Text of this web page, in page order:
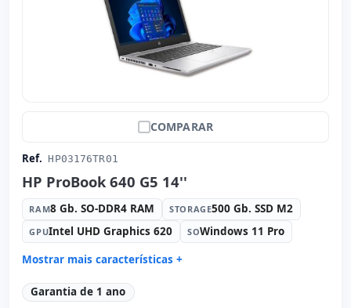
COMPARAR
Ref. HP03176TR01
HP ProBook 640 G5 14''
RAM8 Gb. SO-DDR4 RAM STORAGE500 Gb. SSD M2
GPUIntel UHD Graphics 620 SOWindows 11 Pro
Mostrar mais características +
Connectivity: Intel Ethernet Connection I219-v
Connectivity: RJ-45 · WIFI · Bluetooth
Garantia de 1 ano